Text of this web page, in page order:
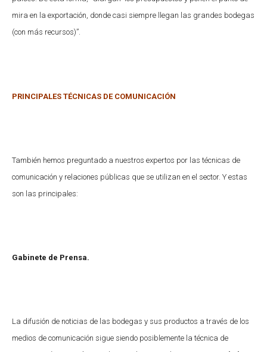
mira en la exportación, donde casi siempre llegan las grandes bodegas
(con más recursos)”.
PRINCIPALES TÉCNICAS DE COMUNICACIÓN
También hemos preguntado a nuestros expertos por las técnicas de
comunicación y relaciones públicas que se utilizan en el sector. Y estas
son las principales:
Gabinete de Prensa.
La difusión de noticias de las bodegas y sus productos a través de los
medios de comunicación sigue siendo posiblemente la técnica de